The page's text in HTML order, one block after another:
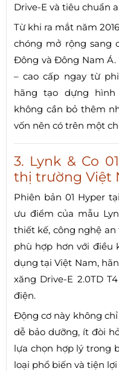
Drive-E và tiêu chuẩn
Từ khi ra mắt năm
chóng mở rộng sang
Đông và Đông Nam Á.
– cao cấp ngay từ
hãng tạo dựng
không cần bỏ thêm
vốn nên có trên một
3. Lynk & Co
thị trường Việt
Phiên bản 01 Hyper
ưu điểm của mẫu
thiết kế, công nghệ an
phù hợp hơn với điều
dụng tại Việt Nam,
xăng Drive-E 2.0TD
điện.
Động cơ này không
dễ bảo dưỡng, ít đòi
lựa chọn hợp lý trong
loại phổ biến và tiện